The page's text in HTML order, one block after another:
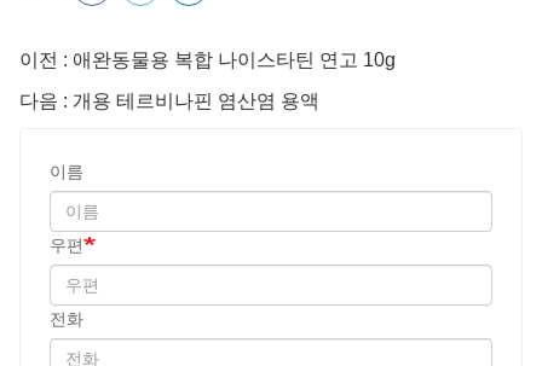
이전 : 애완동물용 복합 나이스타틴 연고 10g
다음 : 개용 테르비나핀 염산염 용액
이름
우편
전화